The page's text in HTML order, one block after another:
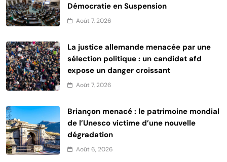
Démocratie en Suspension
Août 7, 2026
La justice allemande menacée par une
sélection politique : un candidat afd
expose un danger croissant
Août 7, 2026
Briançon menacé : le patrimoine mondial
de l’Unesco victime d’une nouvelle
dégradation
Août 6, 2026